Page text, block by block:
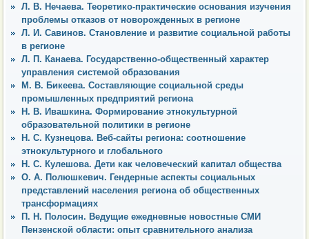
Л. В. Нечаева. Теоретико-практические основания изучения
проблемы отказов от новорожденных в регионе
Л. И. Савинов. Становление и развитие социальной работы
в регионе
Л. П. Канаева. Государственно-общественный характер
управления системой образования
М. В. Бикеева. Составляющие социальной среды
промышленных предприятий региона
Н. В. Ивашкина. Формирование этнокультурной
образовательной политики в регионе
Н. С. Кузнецова. Веб-сайты региона: соотношение
этнокультурного и глобального
Н. С. Кулешова. Дети как человеческий капитал общества
О. А. Полюшкевич. Гендерные аспекты социальных
представлений населения региона об общественных
трансформациях
П. Н. Полосин. Ведущие ежедневные новостные СМИ
Пензенской области: опыт сравнительного анализа